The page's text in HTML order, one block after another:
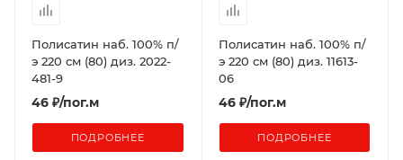
Полисатин наб. 100% п/
э 220 см (80) диз. 2022-
481-9
46 ₽/пог.м
ПОДРОБНЕЕ
Полисатин наб. 100% п/
э 220 см (80) диз. 11613-
06
46₽/пог.м
ПОДРОБНЕЕ